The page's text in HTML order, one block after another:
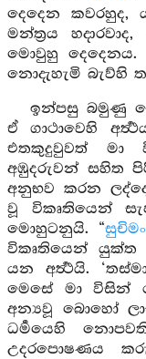
දෙදෙන
මන්ත්‍රය
මොවුහු
නොදැහැමි බැව්හි
ඉන්පසු බමුණු
ඒ ගාථාවෙහි
එතකුදුවුවත්
අඹුදරුවන් සහිත
අනුභව කරන
වූ විකෘතියෙන්
මොහුටනුයි. “
විකෘතියෙන් යුක්ත
යන අර්‍ත්‍ථයි.
මෙසේ මා විසින්
අන්‍යවූ බොහෝ
ධර්‍මයෙහි
උදරපොෂණය